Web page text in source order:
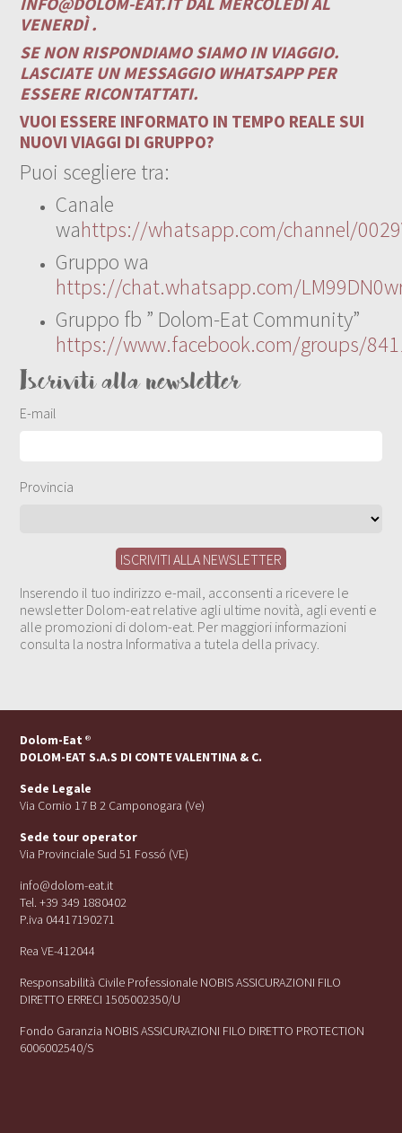
VENERDÌ .
SE NON RISPONDIAMO SIAMO IN VIAGGIO.
LASCIATE UN MESSAGGIO WHATSAPP PER
ESSERE RICONTATTATI.
VUOI ESSERE INFORMATO IN TEMPO REALE SUI
NUOVI VIAGGI DI GRUPPO?
Puoi scegliere tra:
Canale
wahttps://whatsapp.com/channel/
Gruppo wa
https://chat.whatsapp.com/
Gruppo fb ” Dolom-Eat Community”
https://www.facebook.com/groups/
Iscriviti alla newsletter
E-mail
Provincia
Inserendo il tuo indirizzo e-mail, acconsenti a ricevere le
newsletter Dolom-eat relative agli ultime novità, agli eventi e
alle promozioni di dolom-eat. Per maggiori informazioni
consulta la nostra Informativa a tutela della privacy.
Dolom-Eat ®
DOLOM-EAT S.A.S DI CONTE VALENTINA & C.
Sede Legale
Via Cornio 17 B 2 Camponogara (Ve)
Sede tour operator
Via Provinciale Sud 51 Fossó (VE)
info@dolom-eat.it
Tel. +39 349 1880402
P.iva 04417190271
Rea VE-412044
Responsabilità Civile Professionale NOBIS ASSICURAZIONI FILO
DIRETTO ERRECI 1505002350/U
Fondo Garanzia NOBIS ASSICURAZIONI FILO DIRETTO PROTECTION
6006002540/S